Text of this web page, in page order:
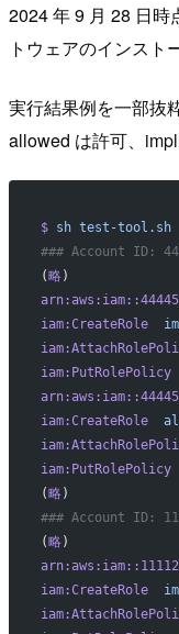
2024 年 9 月 28 日時
トウェアのインスト
実行結果例を一部抜
allowed は許可、
$ sh test-tool.sh
### Account ID:
(略)
iam:CreateRole
iam:PutRolePolicy
iam:CreateRole
iam:PutRolePolicy
(略)
### Account ID:
(略)
iam:CreateRole